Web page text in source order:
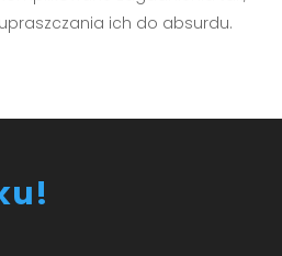
ich do absurdu.